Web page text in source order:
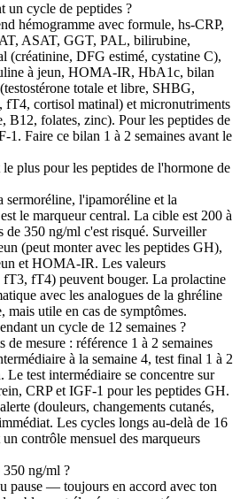
un cycle de peptides ?
hémogramme avec formule, hs-CRP,
ASAT, GGT, PAL, bilirubine,
(créatinine, DFG estimé, cystatine C),
à jeun, HOMA-IR, HbA1c, bilan
totale et libre, SHBG,
cortisol matinal) et micronutriments
B12, folates, zinc). Pour les peptides de
1. Faire ce bilan 1 à 2 semaines avant le
plus pour les peptides de l'hormone de
sermoréline, l'ipamoréline et la
le marqueur central. La cible est 200 à
de 350 ng/ml c'est risqué. Surveiller
(peut monter avec les peptides GH),
et HOMA-IR. Les valeurs
fT4) peuvent bouger. La prolactine
avec les analogues de la ghréline
mais utile en cas de symptômes.
un cycle de 12 semaines ?
mesure : référence 1 à 2 semaines
à la semaine 4, test final 1 à 2
Le test intermédiaire se concentre sur
CRP et IGF-1 pour les peptides GH.
(douleurs, changements cutanés,
Les cycles longs au-delà de 16
un contrôle mensuel des marqueurs
350 ng/ml ?
pause — toujours en accord avec ton